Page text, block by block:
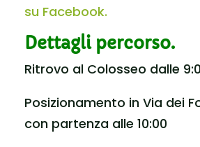
su Facebook.
Dettagli percorso.
Ritrovo al Colosseo dalle
Posizionamento in Via dei
con partenza alle 10:00